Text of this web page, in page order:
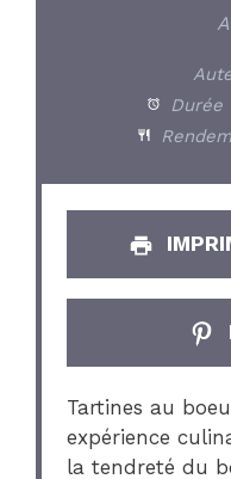
Durée
Tartines au
expérience
la tendreté du